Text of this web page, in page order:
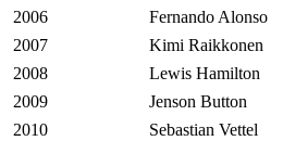
2006
Fernando Alonso
2007
Kimi Raikkonen
2008
Lewis Hamilton
2009
Jenson Button
2010
Sebastian Vettel